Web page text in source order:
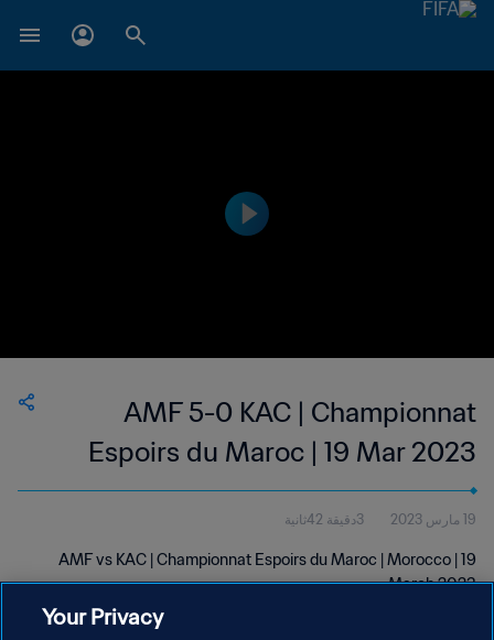
AMF 5-0 KAC | Championnat
Espoirs du Maroc | 19 Mar 2023
19 مارس 2023 3دقيقة 42ثانية
AMF vs KAC | Championnat Espoirs du Maroc | Morocco | 19
March 2023
Your Privacy